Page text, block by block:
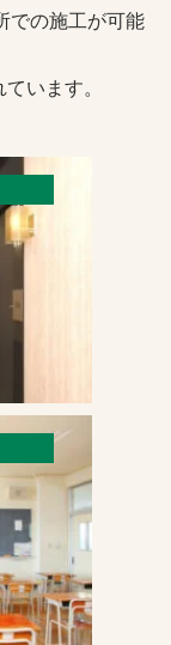
での施工が可能
います。